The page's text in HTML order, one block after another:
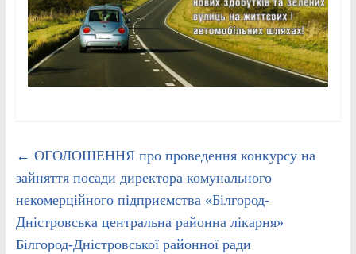
← ОГОЛОШЕННЯ про проведення конкурсу на
зайняття посади директора комунального
некомерційного підприємства «Білгород-
Дністровська центральна районна лікарня»
Білгород-Дністровської районної ради